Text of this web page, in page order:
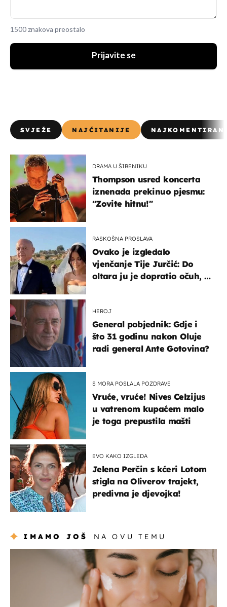
1500 znakova preostalo
Prijavite se
SVJEŽE NAJČITANIJE
DRAMA U ŠIBENIKU
Thompson usred koncerta
iznenada prekinuo pjesmu:
"Zovite hitnu!"
RASKOŠNA PROSLAVA
Ovako je izgledalo
vjenčanje Tije Jurčić: Do
oltara ju je dopratio očuh, a
HEROJ
General pobjednik: Gdje i
što 31 godinu nakon Oluje
radi general Ante Gotovina?
S MORA POSLALA POZDRAVE
Vruće, vruće! Nives Celzijus
u vatrenom kupaćem malo
je toga prepustila mašti
EVO KAKO IZGLEDA
Jelena Perčin s kćeri Lotom
stigla na Oliverov trajekt,
predivna je djevojka!
IMAMO JOŠ NA OVU TEMU
moda & ljepota